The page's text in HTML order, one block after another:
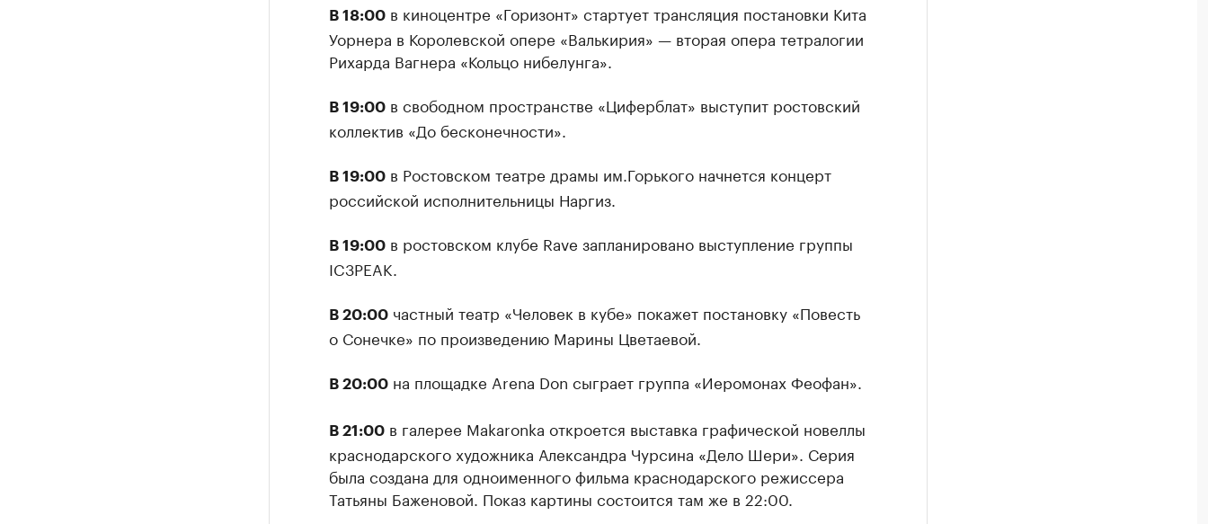
В 18:00в киноцентре «Горизонт» стартует трансляция постановки Кита
Уорнера в Королевской опере «Валькирия» — вторая опера тетралогии
Рихарда Вагнера «Кольцо нибелунга».
В 19:00в свободном пространстве «Циферблат» выступит ростовский
коллектив «До бесконечности».
В 19:00в Ростовском театре драмы им.Горького начнется концерт
российской исполнительницы Наргиз.
В 19:00в ростовском клубе Rave запланировано выступление группы
IC3PEAK.
В 20:00частный театр «Человек в кубе» покажет постановку «Повесть
о Сонечке» по произведению Марины Цветаевой.
В 20:00на площадке Arena Don сыграет группа «Иеромонах Феофан».
В 21:00в галерее Makaronka откроется выставка графической новеллы
краснодарского художника Александра Чурсина «Дело Шери». Серия
была создана для одноименного фильма краснодарского режиссера
Татьяны Баженовой. Показ картины состоится там же в 22:00.